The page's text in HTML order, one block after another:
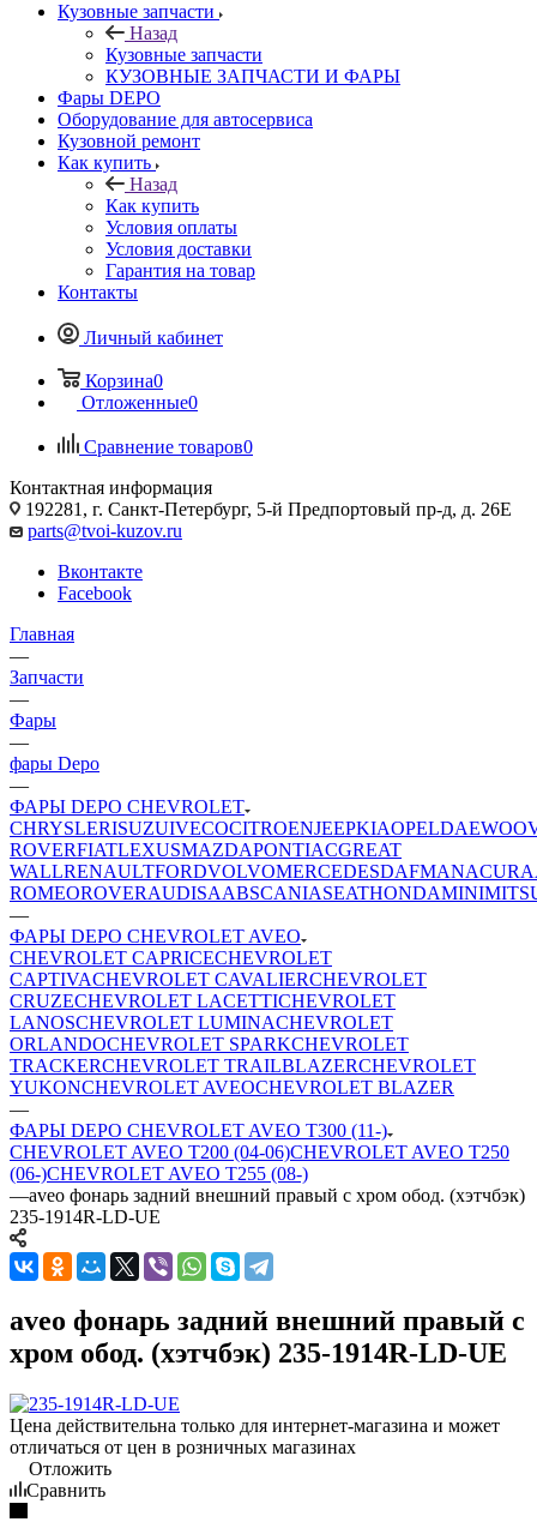
Кузовные запчасти
Назад
Кузовные запчасти
КУЗОВНЫЕ ЗАПЧАСТИ И ФАРЫ
Фары DEPO
Оборудование для автосервиса
Кузовной ремонт
Как купить
Назад
Как купить
Условия оплаты
Условия доставки
Гарантия на товар
Контакты
Личный кабинет
Корзина0
Отложенные0
Сравнение товаров0
Контактная информация
192281, г. Санкт-Петербург, 5-й Предпортовый пр-д, д. 26Е
parts@tvoi-kuzov.ru
Вконтакте
Facebook
Главная
—
Запчасти
—
Фары
—
фары Depo
—
ФАРЫ DEPO CHEVROLET
CHRYSLERISUZUIVECOCITROENJEEPKIAOPELDAEWOO
ROVERFIATLEXUSMAZDAPONTIACGREAT
WALLRENAULTFORDVOLVOMERCEDESDAFMANACURA
ROMEOROVERAUDISAABSCANIASEATHONDAMINI
—
ФАРЫ DEPO CHEVROLET AVEO
CHEVROLET CAPRICECHEVROLET
CAPTIVACHEVROLET CAVALIERCHEVROLET
CRUZECHEVROLET LACETTICHEVROLET
LANOSCHEVROLET LUMINACHEVROLET
ORLANDOCHEVROLET SPARKCHEVROLET
TRACKERCHEVROLET TRAILBLAZERCHEVROLET
YUKONCHEVROLET AVEOCHEVROLET BLAZER
—
ФАРЫ DEPO CHEVROLET AVEO T300 (11-)
CHEVROLET AVEO T200 (04-06)CHEVROLET AVEO T250
(06-)CHEVROLET AVEO T255 (08-)
—aveo фонарь задний внешний правый с хром обод. (хэтчбэк)
235-1914R-LD-UE
aveo фонарь задний внешний правый с
хром обод. (хэтчбэк) 235-1914R-LD-UE
Цена действительна только для интернет-магазина и может
отличаться от цен в розничных магазинах
Отложить
Сравнить